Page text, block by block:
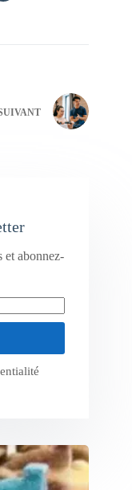
et abonnez-